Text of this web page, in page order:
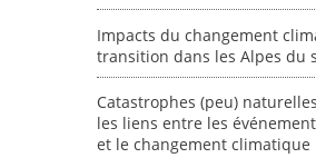
Impacts du changement
transition dans les Alpes du
Catastrophes (peu)
les liens entre les
et le changement climatique